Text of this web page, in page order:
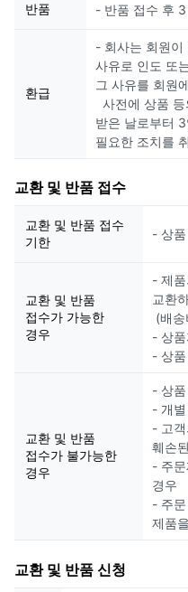
반품 - 반품 접수 후
환급
- 회사는 회원이
사유로 인도 또
그 사유를 회원
사전에 상품
받은 날로부터
필요한 조치를
교환 및 반품 접수
교환 및 반품 접수
기한
- 상
교환 및 반품
접수가 가능한
경우
- 제
교환
(배
- 상
- 상
교환 및 반품
접수가 불가능한
경우
- 상
- 개
- 고
훼손
- 주
경우
- 주
제품
교환 및 반품 신청